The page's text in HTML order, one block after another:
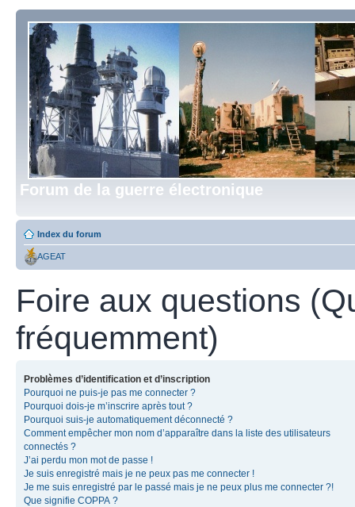
Forum de la guerre électronique
Index du forum
AGEAT
Foire aux questions
fréquemment)
Problèmes d’identification et d’inscription
Pourquoi ne puis-je pas me connecter ?
Pourquoi dois-je m’inscrire après tout ?
Pourquoi suis-je automatiquement déconnecté ?
Comment empêcher mon nom d’apparaître dans la liste des utilisateurs
connectés ?
J’ai perdu mon mot de passe !
Je suis enregistré mais je ne peux pas me connecter !
Je me suis enregistré par le passé mais je ne peux plus me connecter ?!
Que signifie COPPA ?